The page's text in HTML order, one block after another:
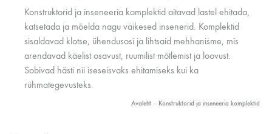
Konstruktorid ja inseneeria komplektid aitavad lastel ehitada,
katsetada ja mõelda nagu väikesed insenerid. Komplektid
sisaldavad klotse, ühendusosi ja lihtsaid mehhanisme, mis
arendavad käelist osavust, ruumilist mõtlemist ja loovust.
Sobivad hästi nii iseseisvaks ehitamiseks kui ka
rühmategevusteks.
Avaleht - Konstruktorid ja inseneeria komplektid